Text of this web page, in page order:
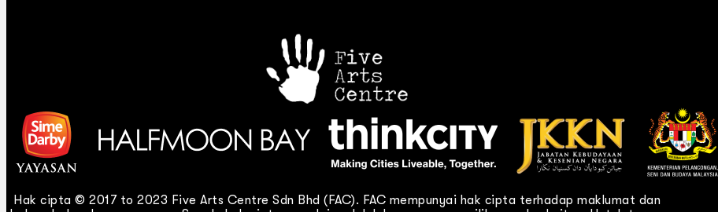
Hak cipta © 2017 to 2023 Five Arts Centre Sdn Bhd (FAC). FAC mempunyai hak cipta terhadap maklumat dan